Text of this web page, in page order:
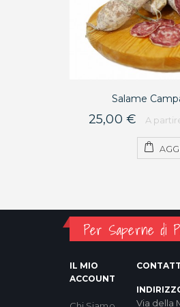
Salame
25,00 € A
Per Saperne di
IL MIO
ACCOUNT
Via della